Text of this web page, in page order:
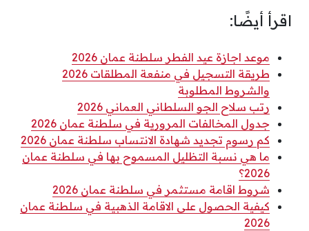
اقرأ أيضًا:
موعد اجازة عيد الفطر سلطنة عمان 2026
طريقة التسجيل في منفعة المطلقات 2026
والشروط المطلوبة
رتب سلاح الجو السلطاني العماني 2026
جدول المخالفات المرورية في سلطنة عمان 2026
كم رسوم تجديد شهادة الانتساب سلطنة عمان 2026
ما هي نسبة التظليل المسموح بها في سلطنة عمان
2026؟
شروط اقامة مستثمر في سلطنة عمان 2026
كيفية الحصول على الاقامة الذهبية في سلطنة عمان
2026